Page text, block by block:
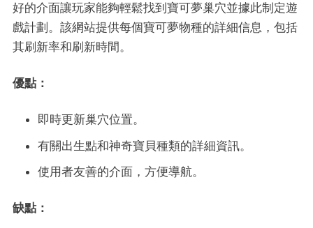
好的介面讓玩家能夠輕鬆找到寶可夢巢穴並據此制定遊
戲計劃。該網站提供每個寶可夢物種的詳細信息，包括
其刷新率和刷新時間。
優點：
即時更新巢穴位置。
有關出生點和神奇寶貝種類的詳細資訊。
使用者友善的介面，方便導航。
缺點：